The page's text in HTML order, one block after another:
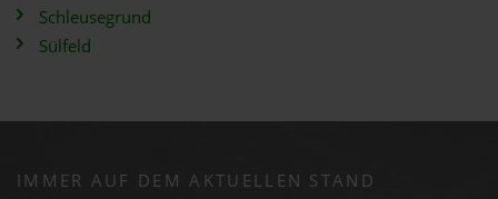
Schleusegrund
Sülfeld
IMMER AUF DEM AKTUELLEN STAND